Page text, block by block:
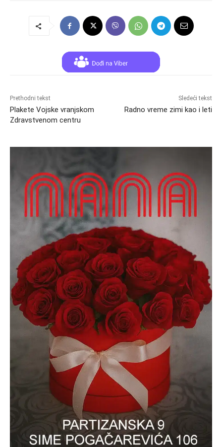
Prethodni tekst
Plakete Vojske vranjskom
Zdravstvenom centru
Sledeći tekst
Radno vreme zimi kao i leti